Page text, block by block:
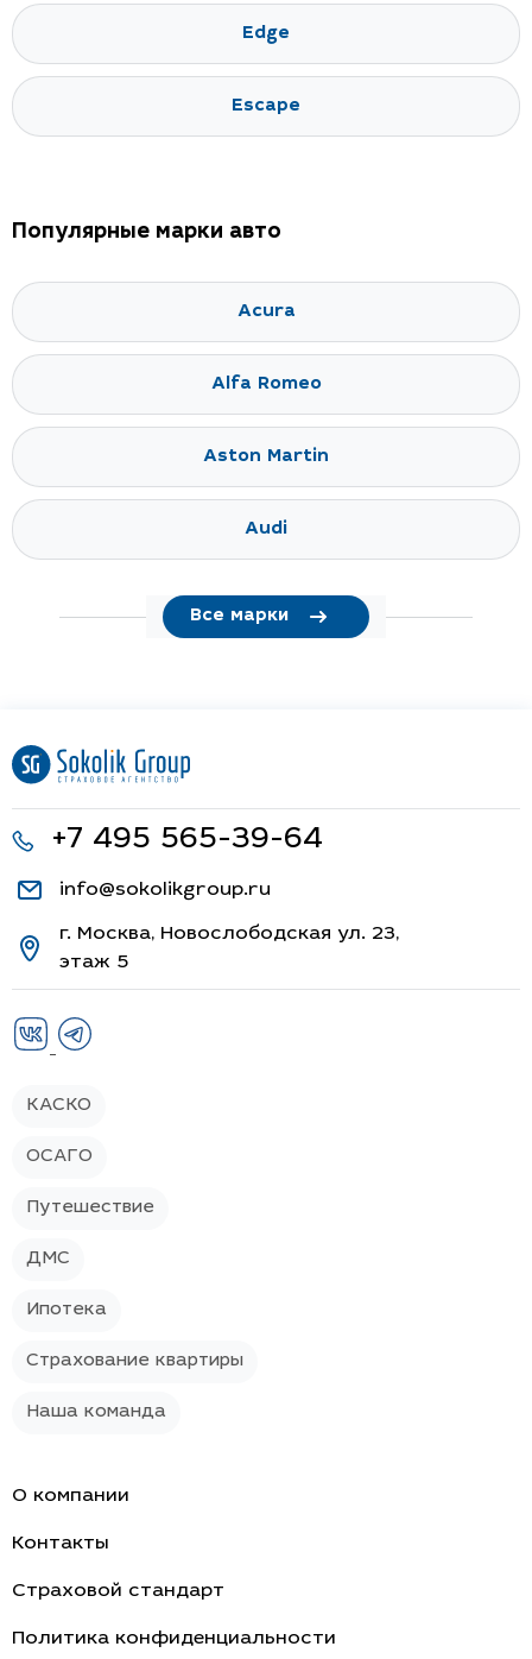
Edge
Escape
Популярные марки авто
Acura
Alfa Romeo
Aston Martin
Audi
Все марки
+7 495 565-39-64
info@sokolikgroup.ru
г. Москва, Новослободская ул. 23,
этаж 5
КАСКО
ОСАГО
Путешествие
ДМС
Ипотека
Страхование квартиры
Наша команда
О компании
Контакты
Страховой стандарт
Политика конфиденциальности